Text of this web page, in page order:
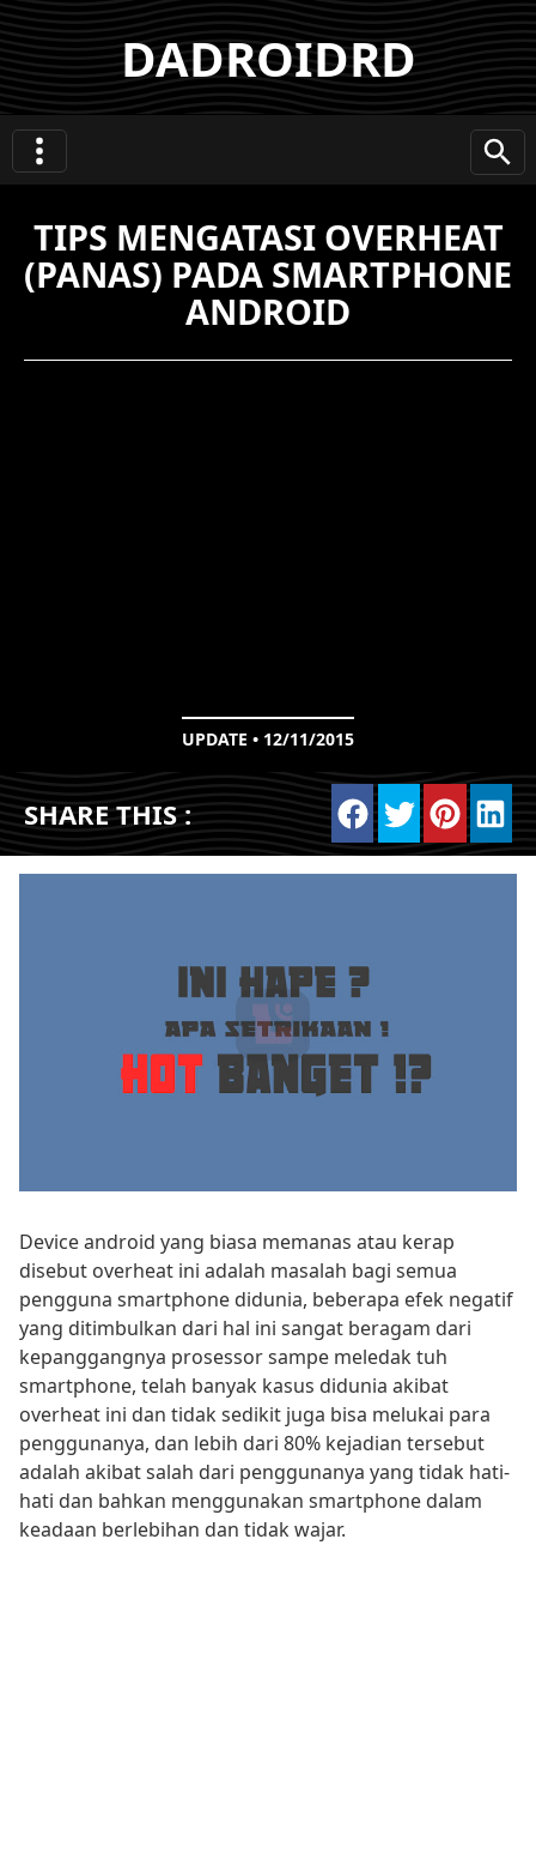
DADROIDRD
TIPS MENGATASI OVERHEAT
(PANAS) PADA SMARTPHONE
ANDROID
UPDATE • 12/11/2015
SHARE THIS :
Device android yang biasa memanas atau kerap
disebut overheat ini adalah masalah bagi semua
pengguna smartphone didunia, beberapa efek negatif
yang ditimbulkan dari hal ini sangat beragam dari
kepanggangnya prosessor sampe meledak tuh
smartphone, telah banyak kasus didunia akibat
overheat ini dan tidak sedikit juga bisa melukai para
penggunanya, dan lebih dari 80% kejadian tersebut
adalah akibat salah dari penggunanya yang tidak hati-
hati dan bahkan menggunakan smartphone dalam
keadaan berlebihan dan tidak wajar.